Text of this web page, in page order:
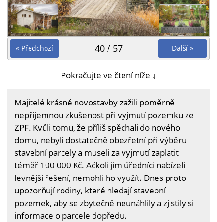
« Předchozí Další »
40 / 57
Pokračujte ve čtení níže ↓
Majitelé krásné novostavby zažili poměrně
nepříjemnou zkušenost při vyjmutí pozemku ze
ZPF. Kvůli tomu, že příliš spěchali do nového
domu, nebyli dostatečně obezřetní při výběru
stavební parcely a museli za vyjmutí zaplatit
téměř 100 000 Kč. Ačkoli jim úředníci nabízeli
levnější řešení, nemohli ho využít. Dnes proto
upozorňují rodiny, které hledají stavební
pozemek, aby se zbytečně neunáhlily a zjistily si
informace o parcele dopředu.